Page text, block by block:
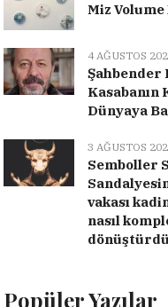
Miz
4 AĞUSTOS
Şahbender
Kasabanın
Dünyaya
3 AĞUSTOS
Semboller
vakası
nasıl
Popüler Yazılar